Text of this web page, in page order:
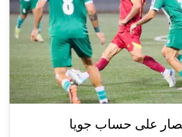
على حساب جويا